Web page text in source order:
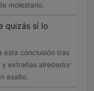
molestarlo.
quizás sí lo
esta conclusión tras
y extrañas alrededor
asalto.